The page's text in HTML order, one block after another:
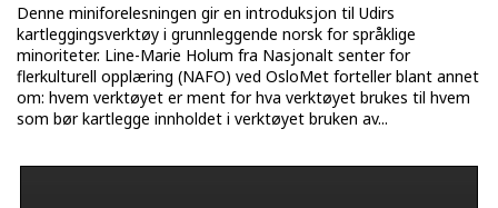
Denne miniforelesningen gir en introduksjon til Udirs
kartleggingsverktøy i grunnleggende norsk for språklige
minoriteter. Line-Marie Holum fra Nasjonalt senter for
flerkulturell opplæring (NAFO) ved OsloMet forteller blant annet
om: hvem verktøyet er ment for hva verktøyet brukes til hvem
som bør kartlegge innholdet i verktøyet bruken av...